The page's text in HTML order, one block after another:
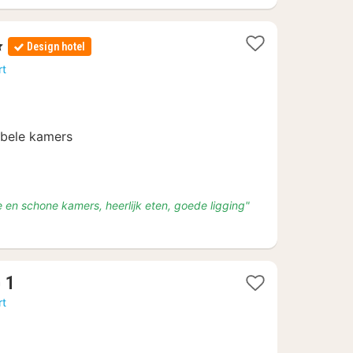
Design hotel
kamers
en schone kamers, heerlijk eten, goede ligging"